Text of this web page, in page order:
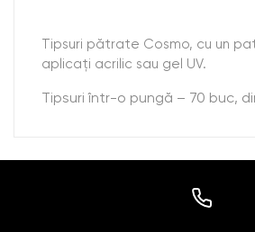
Tipsuri pătrate Cosmo, cu un
aplicați acrilic sau gel UV.
Tipsuri într-o pungă – 70 buc,